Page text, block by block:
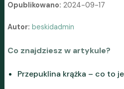
Opublikowano: 2024-09-17
Autor: beskidadmin
Co znajdziesz w artykule?
Przepuklina krążka – co to